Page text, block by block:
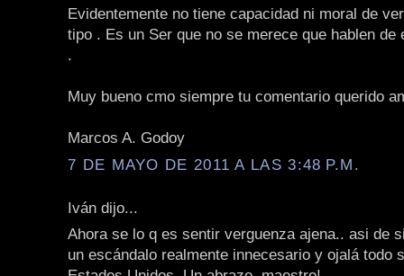
Evidentemente no tiene capacidad ni moral de
tipo . Es un Ser que no se merece que hablen de
.
Muy bueno cmo siempre tu comentario querido
Marcos A. Godoy
7 DE MAYO DE 2011 A LAS 3:48 P.M.
Iván dijo...
Ahora se lo q es sentir verguenza ajena.. asi de
un escándalo realmente innecesario y ojalá todo